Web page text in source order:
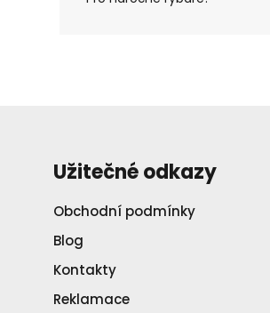
Užitečné odkazy
Obchodní podmínky
Blog
Kontakty
Reklamace